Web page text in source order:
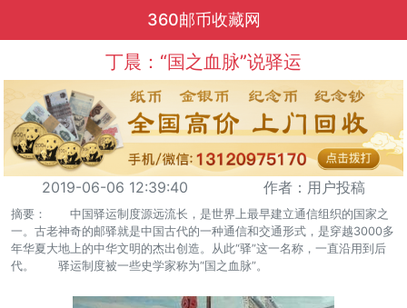
360邮币收藏网
丁晨：“国之血脉”说驿运
2019-06-06 12:39:40 作者：用户投稿
摘要： 中国驿运制度源远流长，是世界上最早建立通信组织的国家之
一。古老神奇的邮驿就是中国古代的一种通信和交通形式，是穿越3000多
年华夏大地上的中华文明的杰出创造。从此“驿”这一名称，一直沿用到后
代。 驿运制度被一些史学家称为“国之血脉”。